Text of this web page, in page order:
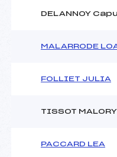
DELANNOY
MALARRODE
FOLLIET JULIA
TISSOT MALORY
PACCARD LEA